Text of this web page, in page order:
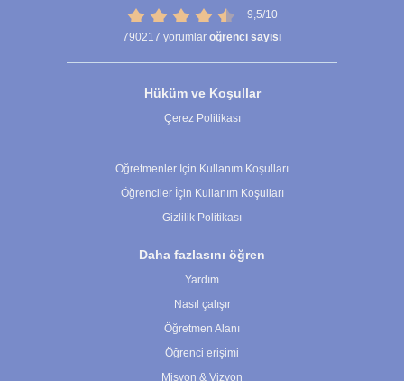
9,5/10
790217 yorumlar öğrenci sayısı
Hüküm ve Koşullar
Çerez Politikası
Öğretmenler İçin Kullanım Koşulları
Öğrenciler İçin Kullanım Koşulları
Gizlilik Politikası
Daha fazlasını öğren
Yardım
Nasıl çalışır
Öğretmen Alanı
Öğrenci erişimi
Misyon & Vizyon